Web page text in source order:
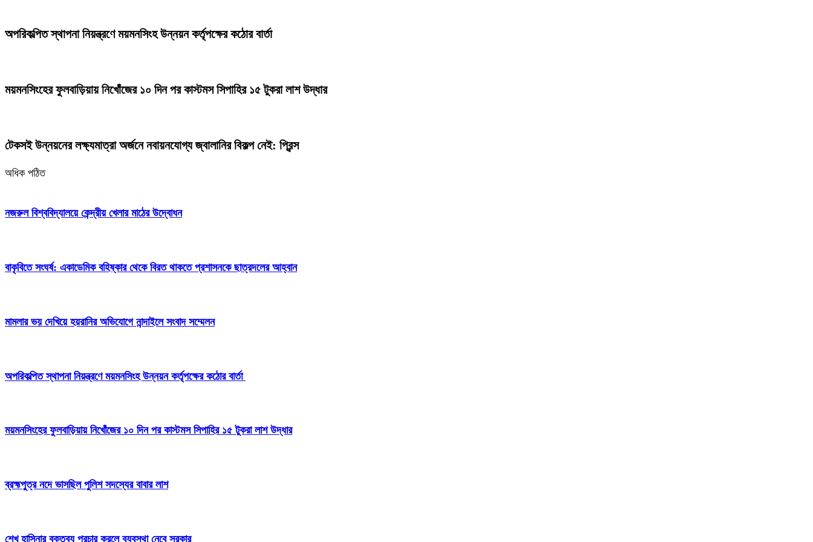
অপরিকল্পিত স্থাপনা নিয়ন্ত্রণে ময়মনসিংহ উন্নয়ন কর্তৃপক্ষের কঠোর বার্তা
ময়মনসিংহের ফুলবাড়িয়ায় নিখোঁজের ১০ দিন পর কাস্টমস সিপাহির ১৫ টুকরা লাশ উদ্ধার
টেকসই উন্নয়নের লক্ষ্যমাত্রা অর্জনে নবায়নযোগ্য জ্বালানির বিকল্প নেই: প্রিন্স
অধিক পঠিত
নজরুল বিশ্ববিদ্যালয়ে কেন্দ্রীয় খেলার মাঠের উদ্বোধন
বাকৃবিতে সংঘর্ষ: একাডেমিক বহিষ্কার থেকে বিরত থাকতে প্রশাসনকে ছাত্রদলের আহ্বান
মামলার ভয় দেখিয়ে হয়রানির অভিযোগে নান্দাইলে সংবাদ সম্মেলন
অপরিকল্পিত স্থাপনা নিয়ন্ত্রণে ময়মনসিংহ উন্নয়ন কর্তৃপক্ষের কঠোর বার্তা
ময়মনসিংহের ফুলবাড়িয়ায় নিখোঁজের ১০ দিন পর কাস্টমস সিপাহির ১৫ টুকরা লাশ উদ্ধার
ব্রহ্মপুত্র নদে ভাসছিল পুলিশ সদস্যের বাবার লাশ
শেখ হাসিনার বক্তব্য প্রচার করলে ব্যবস্থা নেবে সরকার